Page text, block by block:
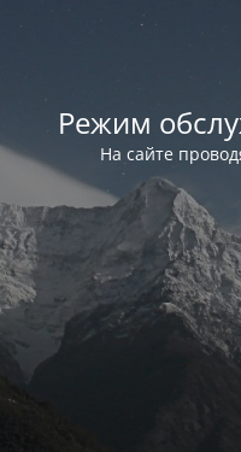
Режим
На сайте